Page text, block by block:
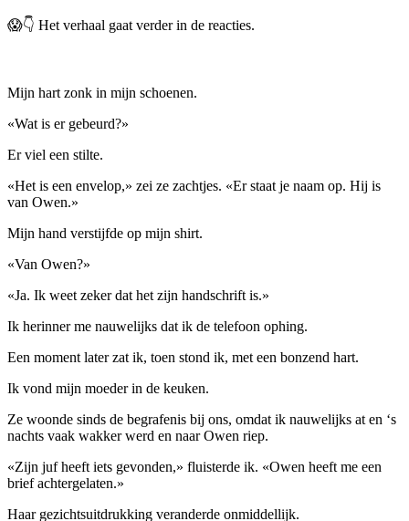
😱👇 Het verhaal gaat verder in de reacties.
Mijn hart zonk in mijn schoenen.
«Wat is er gebeurd?»
Er viel een stilte.
«Het is een envelop,» zei ze zachtjes. «Er staat je naam op. Hij is
van Owen.»
Mijn hand verstijfde op mijn shirt.
«Van Owen?»
«Ja. Ik weet zeker dat het zijn handschrift is.»
Ik herinner me nauwelijks dat ik de telefoon ophing.
Een moment later zat ik, toen stond ik, met een bonzend hart.
Ik vond mijn moeder in de keuken.
Ze woonde sinds de begrafenis bij ons, omdat ik nauwelijks at en ‘s
nachts vaak wakker werd en naar Owen riep.
«Zijn juf heeft iets gevonden,» fluisterde ik. «Owen heeft me een
brief achtergelaten.»
Haar gezichtsuitdrukking veranderde onmiddellijk.